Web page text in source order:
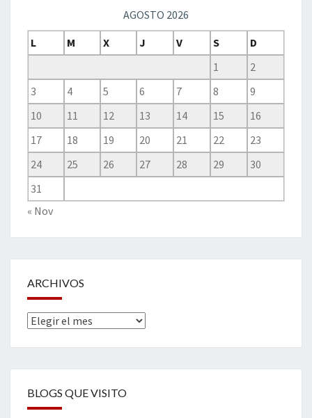
AGOSTO 2026
L
M X J V S
D
1
2
3
4 5 6 7 8
9
10
11 12 13 14 15
16
17
18 19 20 21 22
23
24
25 26 27 28 29
30
31
« Nov
ARCHIVOS
Archivos
BLOGS QUE VISITO